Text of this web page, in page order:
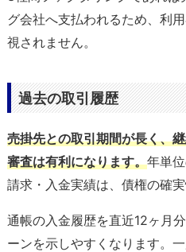
グ会社へ支払われるため、利
視されません。
過去の取引履歴
売掛先との取引期間が長く、
審査は有利になります。年単
請求・入金実績は、債権の確
通帳の入金履歴を直近12ヶ月
ーンを示しやすくなります。